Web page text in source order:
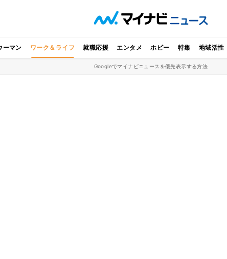
ーマン ワーク＆ライフ 就職応援 エンタメ ホビー 特集 地域活性
Googleでマイナビニュースを優先表示する方法